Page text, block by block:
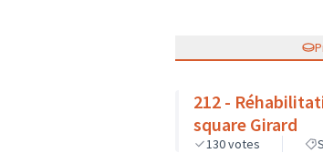
212 -
square Girard
130votes